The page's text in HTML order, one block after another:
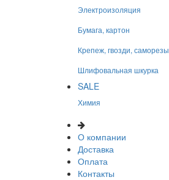
Электроизоляция
Бумага, картон
Крепеж, гвозди, саморезы
Шлифовальная шкурка
SALE
Химия
О компании
Доставка
Оплата
Контакты